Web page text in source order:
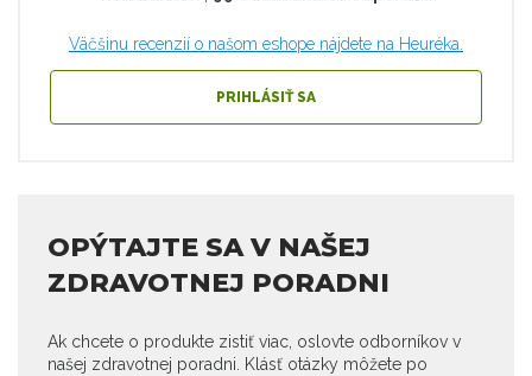
Väčšinu recenzií o našom eshope nájdete na Heuréka.
PRIHLÁSIŤ SA
OPÝTAJTE SA V NAŠEJ
ZDRAVOTNEJ PORADNI
Ak chcete o produkte zistiť viac, oslovte odborníkov v
našej zdravotnej poradni. Klásť otázky môžete po